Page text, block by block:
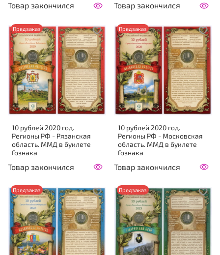
Товар закончился Товар закончился
Предзаказ
10 рублей 2020 год.
Регионы РФ - Рязанская
область. ММД в буклете
Гознака
Товар закончился
Предзаказ
10 рублей 2020 год.
Регионы РФ - Московская
область. ММД в буклете
Гознака
Товар закончился
Предзаказ Предзаказ